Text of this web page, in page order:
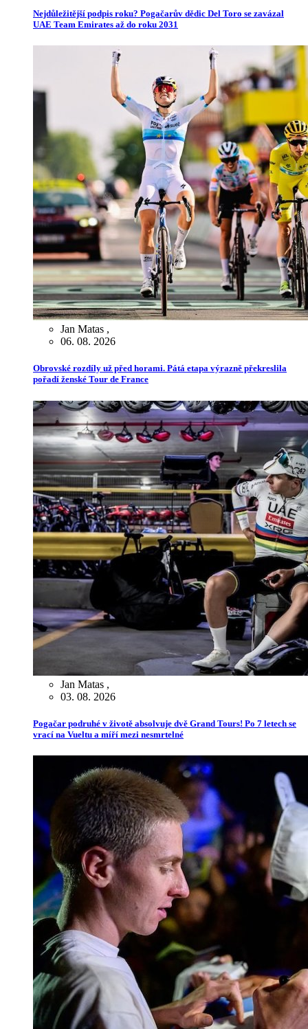
Nejdůležitější podpis roku? Pogačarův dědic Del Toro se zavázal
UAE Team Emirates až do roku 2031
Jan Matas ,
06. 08. 2026
Obrovské rozdíly už před horami. Pátá etapa výrazně překreslila
pořadí ženské Tour de France
Jan Matas ,
03. 08. 2026
Pogačar podruhé v životě absolvuje dvě Grand Tours! Po 7 letech se
vrací na Vueltu a míří mezi nesmrtelné